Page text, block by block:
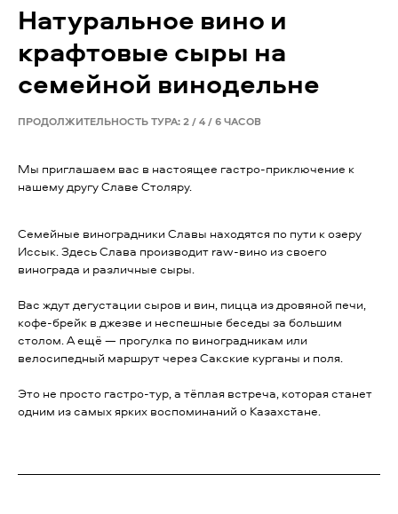
Натуральное вино и
крафтовые сыры на
семейной винодельне
ПРОДОЛЖИТЕЛЬНОСТЬ ТУРА: 2 / 4 / 6 ЧАСОВ
Мы приглашаем вас в настоящее гастро-приключение к
нашему другу Славе Столяру.
Семейные виноградники Славы находятся по пути к озеру
Иссык. Здесь Слава производит raw-вино из своего
винограда и различные сыры.
Вас ждут дегустации сыров и вин, пицца из дровяной печи,
кофе-брейк в джезве и неспешные беседы за большим
столом. А ещё — прогулка по виноградникам или
велосипедный маршрут через Сакские курганы и поля.
Это не просто гастро-тур, а тёплая встреча, которая станет
одним из самых ярких воспоминаний о Казахстане.